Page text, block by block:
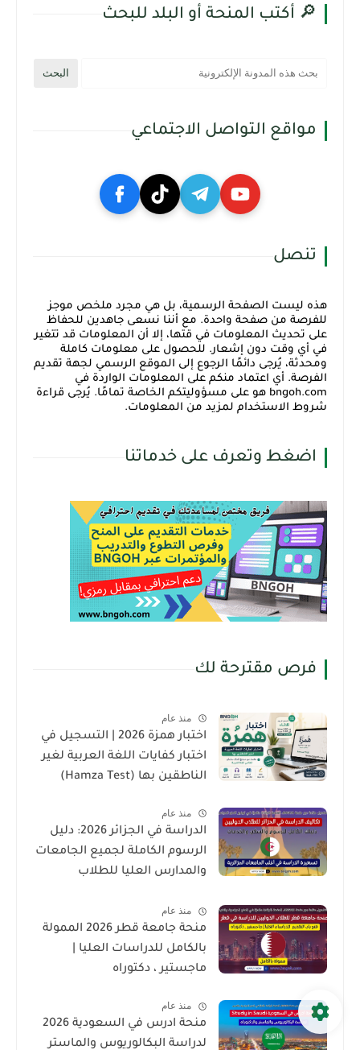
🔎 أكتب المنحة أو البلد للبحث
مواقع التواصل الاجتماعي
تنصل
هذه ليست الصفحة الرسمية، بل هي مجرد ملخص موجز
للفرصة من صفحة واحدة. مع أننا نسعى جاهدين للحفاظ
على تحديث المعلومات في قتها، إلا أن المعلومات قد تتغير
في أي وقت دون إشعار. للحصول على معلومات كاملة
ومحدثة، يُرجى دائمًا الرجوع إلى الموقع الرسمي لجهة تقديم
الفرصة. أي اعتماد منكم على المعلومات الواردة في
bngoh.com هو على مسؤوليتكم الخاصة تمامًا. يُرجى قراءة
شروط الاستخدام لمزيد من المعلومات.
اضغط وتعرف على خدماتنا
فرص مقترحة لك
منذ عام
اختبار همزة 2026 | التسجيل في
اختبار كفايات اللغة العربية لغير
الناطقين بها (Hamza Test)
منذ عام
الدراسة في الجزائر 2026: دليل
الرسوم الكاملة لجميع الجامعات
والمدارس العليا للطلاب
منذ عام
منحة جامعة قطر 2026 الممولة
بالكامل للدراسات العليا |
ماجستير ، دكتوراه
منذ عام
منحة ادرس في السعودية 2026
لدراسة البكالوريوس والماستر